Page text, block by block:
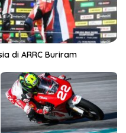
di ARRC Buriram